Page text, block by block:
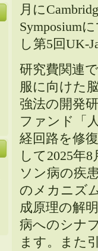
月に
Symposium
し第5回UK-
研究費関連
服に向けた
強法の開発
ファンド「
経回路を修
して2025年
ソン病の疾
のメカニズ
成原理の解
病へのシナ
ます。また